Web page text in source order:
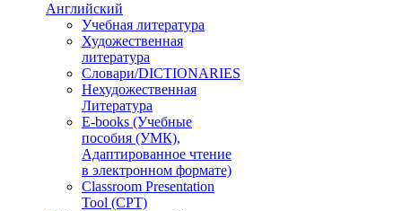
Английский
Учебная литература
Художественная
литература
Словари/DICTIONARIES
Нехудожественная
Литература
E-books (Учебные
пособия (УМК),
Адаптированное чтение
в электронном формате)
Classroom Presentation
Tool (CPT)